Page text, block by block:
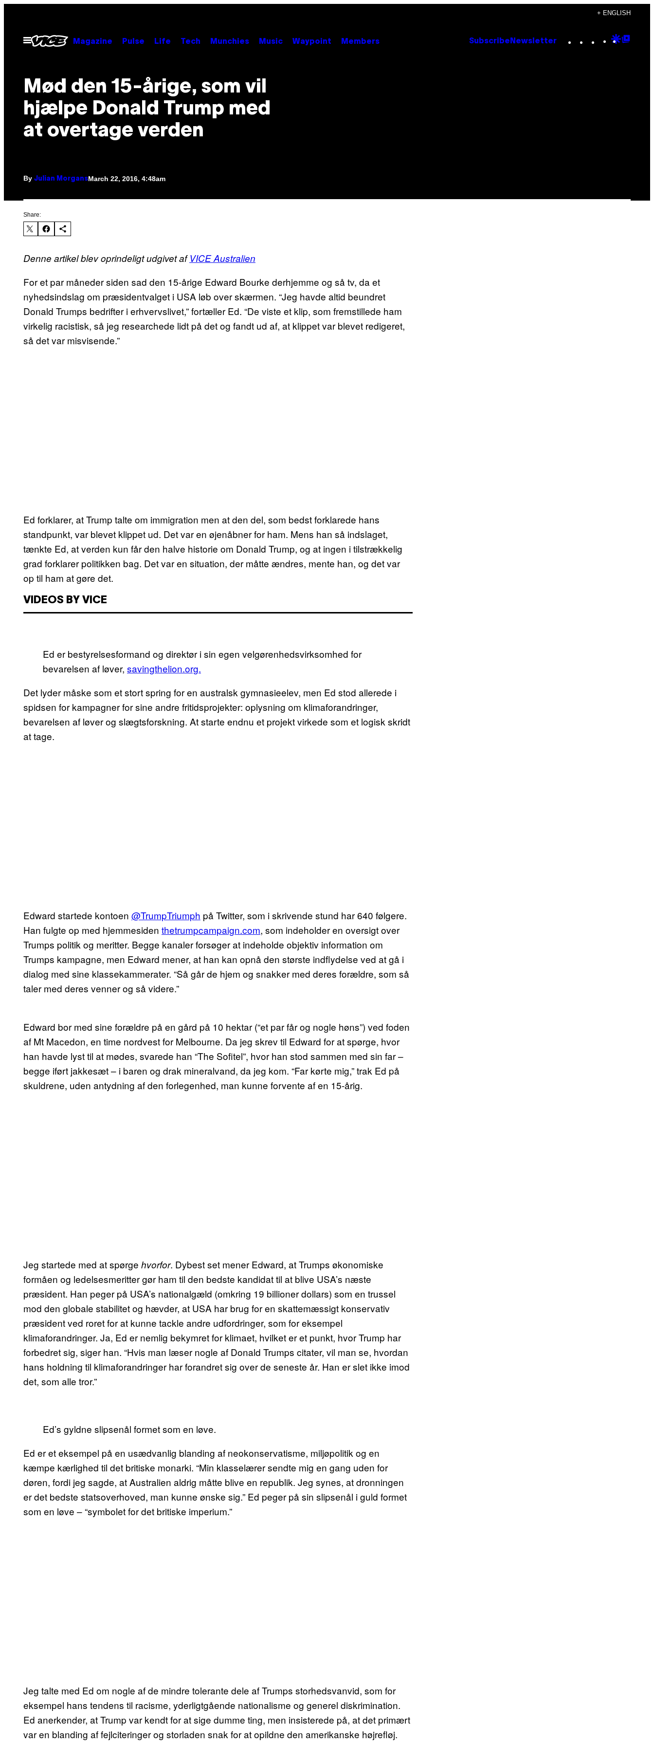
content
+ ENGLISH
Open
Menu
Magazine Pulse Life Tech Munchies Music Waypoint Members Subscribe Newsletter Instagram
TikTok
YouTube
Google
Mød den 15-årige, som vil
hjælpe Donald Trump med
at overtage verden
By Julian MorgansMarch 22, 2016, 4:48am
Share:
Denne artikel blev oprindeligt udgivet afVICE Australien
For et par måneder siden sad den 15-årige Edward Bourke derhjemme og så tv, da et
nyhedsindslag om præsidentvalget i USA løb over skærmen. “Jeg havde altid beundret
Donald Trumps bedrifter i erhvervslivet,” fortæller Ed. “De viste et klip, som fremstillede ham
virkelig racistisk, så jeg researchede lidt på det og fandt ud af, at klippet var blevet redigeret,
så det var misvisende.”
Ed forklarer, at Trump talte om immigration men at den del, som bedst forklarede hans
standpunkt, var blevet klippet ud. Det var en øjenåbner for ham. Mens han så indslaget,
tænkte Ed, at verden kun får den halve historie om Donald Trump, og at ingen i tilstrækkelig
grad forklarer politikken bag. Det var en situation, der måtte ændres, mente han, og det var
op til ham at gøre det.
VIDEOS BY VICE
Ed er bestyrelsesformand og direktør i sin egen velgørenhedsvirksomhed for
bevarelsen af løver, savingthelion.org.
Det lyder måske som et stort spring for en australsk gymnasieelev, men Ed stod allerede i
spidsen for kampagner for sine andre fritidsprojekter: oplysning om klimaforandringer,
bevarelsen af løver og slægtsforskning. At starte endnu et projekt virkede som et logisk skridt
at tage.
Edward startede kontoen @TrumpTriumph på Twitter, som i skrivende stund har 640 følgere.
Han fulgte op med hjemmesiden thetrumpcampaign.com, som indeholder en oversigt over
Trumps politik og meritter. Begge kanaler forsøger at indeholde objektiv information om
Trumps kampagne, men Edward mener, at han kan opnå den største indflydelse ved at gå i
dialog med sine klassekammerater. “Så går de hjem og snakker med deres forældre, som så
taler med deres venner og så videre.”
Edward bor med sine forældre på en gård på 10 hektar (“et par får og nogle høns”) ved foden
af Mt Macedon, en time nordvest for Melbourne. Da jeg skrev til Edward for at spørge, hvor
han havde lyst til at mødes, svarede han “The Sofitel”, hvor han stod sammen med sin far –
begge iført jakkesæt – i baren og drak mineralvand, da jeg kom. “Far kørte mig,” trak Ed på
skuldrene, uden antydning af den forlegenhed, man kunne forvente af en 15-årig.
Jeg startede med at spørge hvorfor. Dybest set mener Edward, at Trumps økonomiske
formåen og ledelsesmeritter gør ham til den bedste kandidat til at blive USA’s næste
præsident. Han peger på USA’s nationalgæld (omkring 19 billioner dollars) som en trussel
mod den globale stabilitet og hævder, at USA har brug for en skattemæssigt konservativ
præsident ved roret for at kunne tackle andre udfordringer, som for eksempel
klimaforandringer. Ja, Ed er nemlig bekymret for klimaet, hvilket er et punkt, hvor Trump har
forbedret sig, siger han. “Hvis man læser nogle af Donald Trumps citater, vil man se, hvordan
hans holdning til klimaforandringer har forandret sig over de seneste år. Han er slet ikke imod
det, som alle tror.”
Ed’s gyldne slipsenål formet som en løve.
Ed er et eksempel på en usædvanlig blanding af neokonservatisme, miljøpolitik og en
kæmpe kærlighed til det britiske monarki. “Min klasselærer sendte mig en gang uden for
døren, fordi jeg sagde, at Australien aldrig måtte blive en republik. Jeg synes, at dronningen
er det bedste statsoverhoved, man kunne ønske sig.” Ed peger på sin slipsenål i guld formet
som en løve – “symbolet for det britiske imperium.”
Jeg talte med Ed om nogle af de mindre tolerante dele af Trumps storhedsvanvid, som for
eksempel hans tendens til racisme, yderligtgående nationalisme og generel diskrimination.
Ed anerkender, at Trump var kendt for at sige dumme ting, men insisterede på, at det primært
var en blanding af fejlciteringer og storladen snak for at opildne den amerikanske højrefløj.